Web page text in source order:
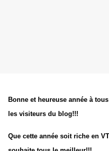
Bonne et heureuse année àtous
les visiteurs du blog!!!
Que cette année soit riche en